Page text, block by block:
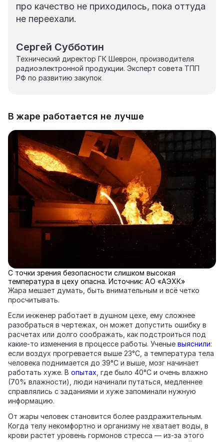
про качество не приходилось, пока оттуда
не переехали.
Сергей Субботин
Технический директор ГК Шеврон, производителя
радиоэлектронной продукции. Эксперт совета ТПП
РФ по развитию закупок
В жаре работается не лучше
С точки зрения безопасности слишком высокая
температура в цеху опасна. Источник: АО «АЭХК»
Жара мешает думать, быть внимательным и всё четко
просчитывать.
Если инженер работает в душном цехе, ему сложнее
разобраться в чертежах, он может допустить ошибку в
расчетах или долго соображать, как подстроиться под
какие‑то изменения в процессе работы. Ученые выяснили:
если воздух прогревается выше 23°C, а температура тела
человека поднимается до 39°C и выше, мозг начинает
работать хуже. В опытах , где было 40°C и очень влажно
(70% влажности), люди начинали путаться, медленнее
справлялись с заданиями и хуже запоминали нужную
информацию.
От жары человек становится более раздражительным.
Когда телу некомфортно и организму не хватает воды, в
крови растет уровень гормонов стресса — из‑за этого